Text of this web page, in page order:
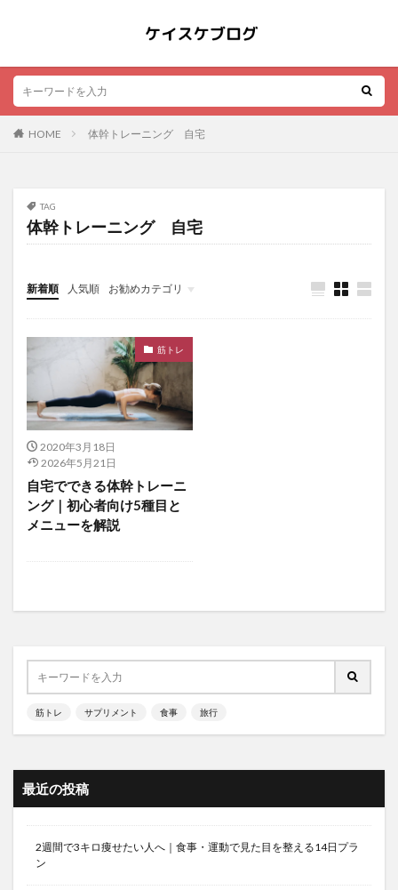
HOME 体幹トレーニング 自宅
TAG
体幹トレーニング 自宅
新着順 人気順 お勧めカテゴリ
その他
筋トレ
2020年3月18日
2026年5月21日
自宅でできる体幹トレーニ
ング｜初心者向け5種目と
メニューを解説
筋トレ サプリメント 食事 旅行
最近の投稿
2週間で3キロ痩せたい人へ｜食事・運動で見た目を整える14日プラ
ン